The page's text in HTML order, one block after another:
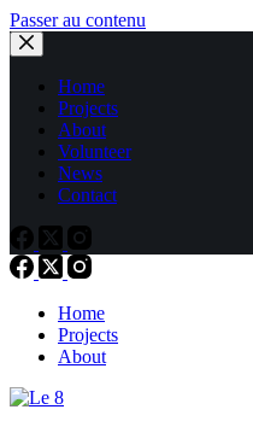
Passer au contenu
Home
Projects
About
Volunteer
News
Contact
Home
Projects
About